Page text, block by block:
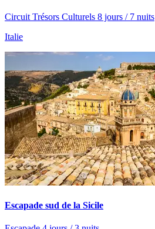
Circuit Trésors Culturels 8 jours / 7 nuits
Italie
Escapade sud de la Sicile